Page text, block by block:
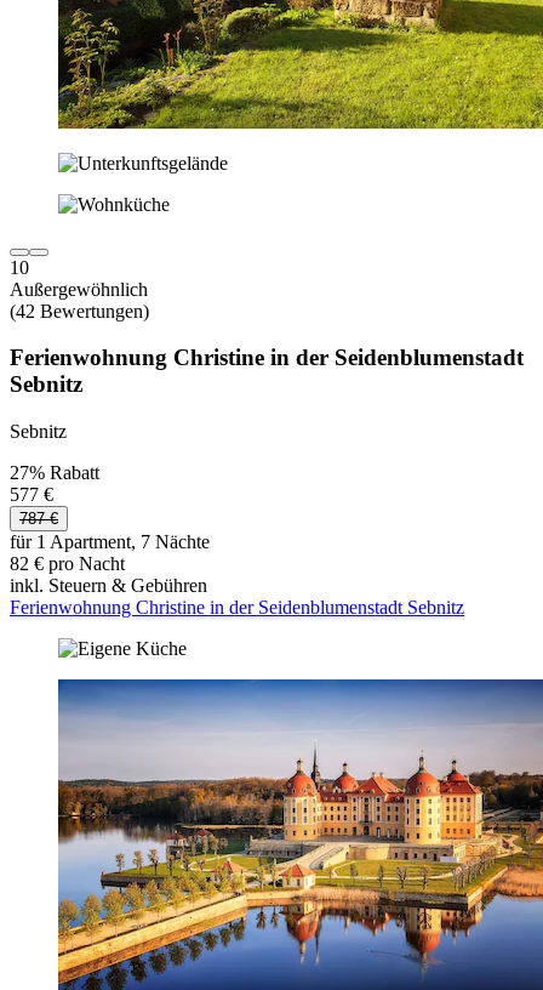
10
Außergewöhnlich
(42 Bewertungen)
Ferienwohnung Christine in der Seidenblumenstadt
Sebnitz
Sebnitz
27% Rabatt
577 €
787 €
für 1 Apartment, 7 Nächte
82 € pro Nacht
inkl. Steuern & Gebühren
Ferienwohnung Christine in der Seidenblumenstadt Sebnitz